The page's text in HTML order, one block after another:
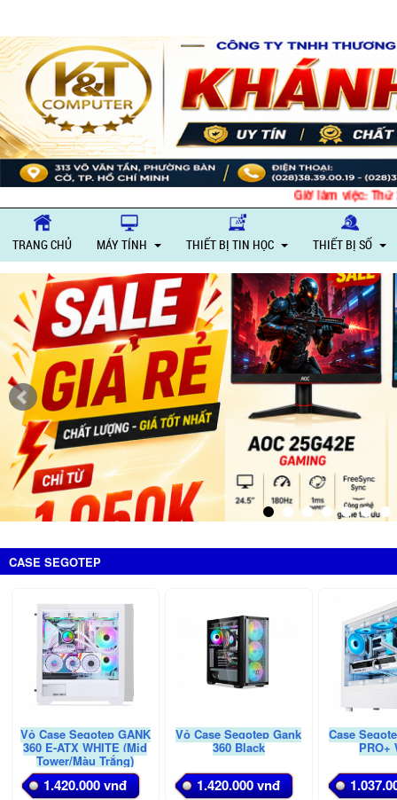
Giờ làm việc: Thứ
TRANG CHỦ MÁY TÍNH THIẾT BỊ TIN HỌC THIẾT BỊ SỐ
CASE SEGOTEP
Vỏ Case Segotep GANK
360 E-ATX WHITE (Mid
Tower/Màu Trắng)
1.420.000 vnđ
Vỏ Case Segotep Gank
360 Black
1.420.000 vnđ
Case
PRO+